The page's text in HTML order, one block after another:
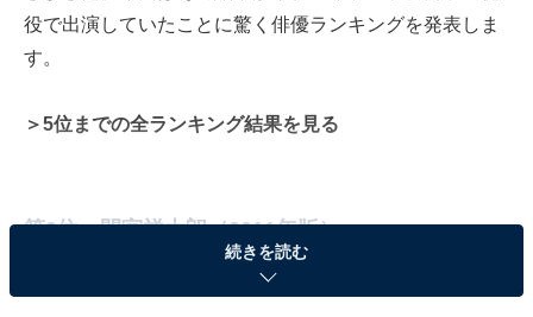
役で出演していたことに驚く俳優ランキングを発表しま
す。
＞5位までの全ランキング結果を見る
第2位：間宮祥太朗（2011年版）
続きを読む